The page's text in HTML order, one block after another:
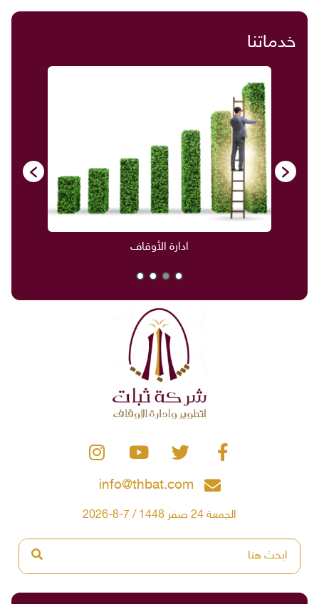
خدماتنا
ادارة الأوقاف
info@thbat.com
الجمعة 24 صفر 1448 / 7-8-2026